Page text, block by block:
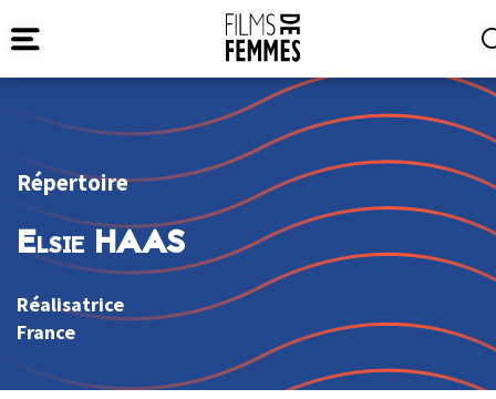
Répertoire
Elsie HAAS
Réalisatrice
France